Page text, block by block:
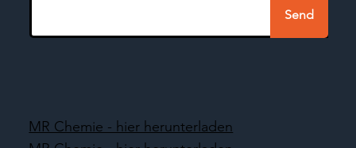
Send
MR Chemie - hier herunterladen